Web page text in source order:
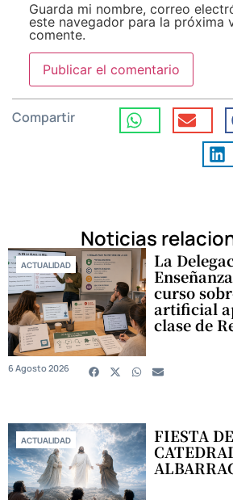
Guarda mi nombre, correo
este navegador para la próxima
comente.
Compartir
Noticias
ACTUALIDAD La
curso
artificial
clase de
6 Agosto 2026
ACTUALIDAD FIESTA